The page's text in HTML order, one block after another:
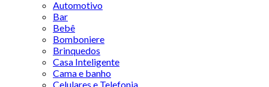
Automotivo
Bar
Bebê
Bomboniere
Brinquedos
Casa Inteligente
Cama e banho
Celulares e Telefonia